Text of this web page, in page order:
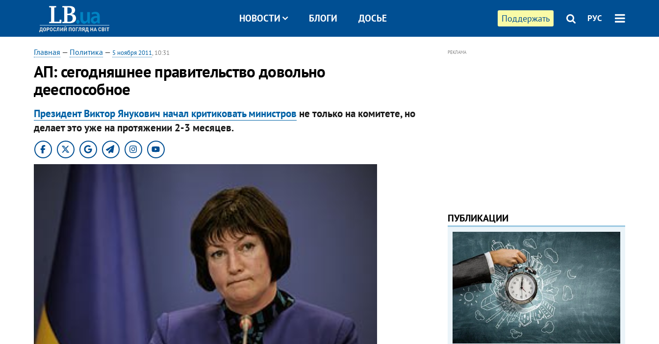
Поддержать РУС
НОВОСТИ БЛОГИ ДОСЬЕ
Главная — Политика — 5 ноября 2011, 10:31
АП: сегодняшнее правительство довольно
дееспособное
Президент Виктор Янукович начал критиковать министров не только на комитете, но
делает это уже на протяжении 2-3 месяцев.
РЕКЛАМА
ПУБЛИКАЦИИ